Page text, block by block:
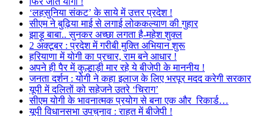
‘लहसुनिया संकट’ के साये में उत्तर प्रदेश !
सीएम ने बुढ़िया माई से लगाई लोककल्याण की गुहार
झाड़ू बाबा.. सुनकर अच्छा लगता है-महेश शुक्ल
2 अक्टूबर : प्रदेश में गरीबी मुक्ति अभियान शुरू
हरियाणा में योगी का प्रचार, राम बने आधार !
अपने ही पैर में कुल्हाड़ी मार रहे ये बीजेपी के माननीय !
जनता दर्शन : योगी ने कहा इलाज के लिए भरपूर मदद करेगी सरकार
यूपी में दलितों को सहेजने उतरे ‘चिराग’
सीएम योगी के भावनात्मक प्रयोग से बना एक और रिकार्ड…
यूपी विधानसभा उपचुनाव : राहत में बीजेपी !